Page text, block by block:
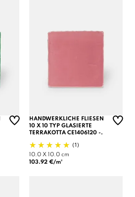
HANDWERKLICHE FLIESEN
10 X 10 TYP GLASIERTE
TERRAKOTTA CE1406120 -.
(1)
10.0 X 10.0 cm
103.92 €/m²